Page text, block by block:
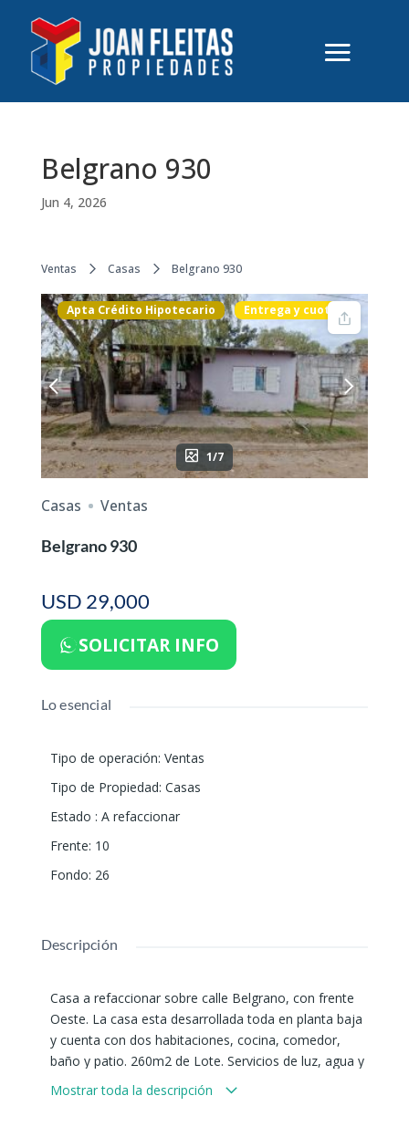
Belgrano 930
Jun 4, 2026
Ventas Casas Belgrano 930
Apta Crédito Hipotecario Entrega y cuotas
1/7
Casas
Ventas
Belgrano 930
USD 29,000
SOLICITAR INFO
Lo esencial
Tipo de operación: Ventas
Tipo de Propiedad: Casas
Estado : A refaccionar
Frente: 10
Fondo: 26
Descripción
Casa a refaccionar sobre calle Belgrano, con frente
Oeste. La casa esta desarrollada toda en planta baja
y cuenta con dos habitaciones, cocina, comedor,
baño y patio. 260m2 de Lote. Servicios de luz, agua y
cloaca. Se acepta financiación.
Mostrar toda la descripción